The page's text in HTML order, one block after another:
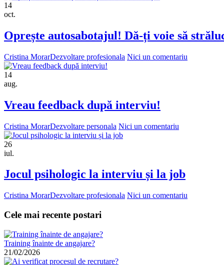
14
oct.
Oprește autosabotajul! Dă-ți voie să
Cristina MorarDezvoltare profesionala Nici un comentariu
14
aug.
Vreau feedback după interviu!
Cristina MorarDezvoltare personala Nici un comentariu
26
iul.
Jocul psihologic la interviu și la job
Cristina MorarDezvoltare profesionala Nici un comentariu
Cele mai recente postari
Training înainte de angajare?
21/02/2026